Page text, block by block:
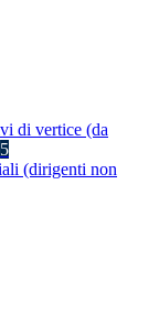
di vertice (da
5
(dirigenti non